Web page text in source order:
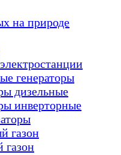
на природе
генераторы
дизельные
инверторные
газон
газон